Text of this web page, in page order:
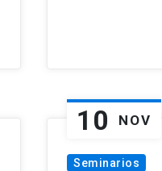
10 NOV
Seminarios